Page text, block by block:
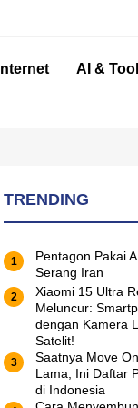
Internet AI &
TRENDING
Pentagon Pakai
Serang Iran
Xiaomi 15 Ultra
Meluncur:
dengan Kamera
Satelit!
Saatnya Move
Lama, Ini Daftar
di Indonesia